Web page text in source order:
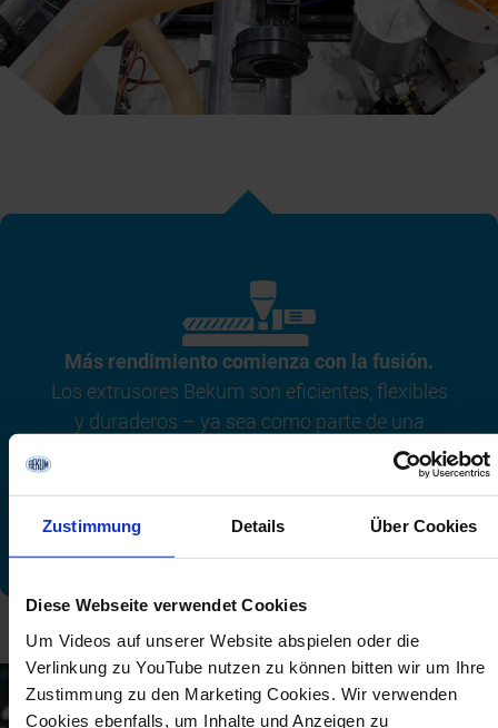
Zustimmung Details Über Cookies
Diese Webseite verwendet Cookies
Um Videos auf unserer Website abspielen oder die
Verlinkung zu YouTube nutzen zu können bitten wir um Ihre
Zustimmung zu den Marketing Cookies. Wir verwenden
Cookies ebenfalls, um Inhalte und Anzeigen zu
Más rendimiento comienza con la fusión.
Los extrusores Bekum son eficientes, flexibles
y duraderos – ya sea como parte de una
instalación nueva o en retrofit. ¡Consulte con
SOLICITAR ASESORAMIENTO